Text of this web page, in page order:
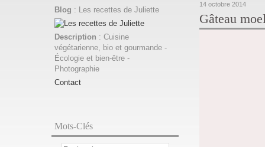
Blog : Les recettes de Juliette
Description : Cuisine
végétarienne, bio et gourmande -
Écologie et bien-être -
Photographie
Contact
Mots-Clés
14 octobre 2014
Gâteau